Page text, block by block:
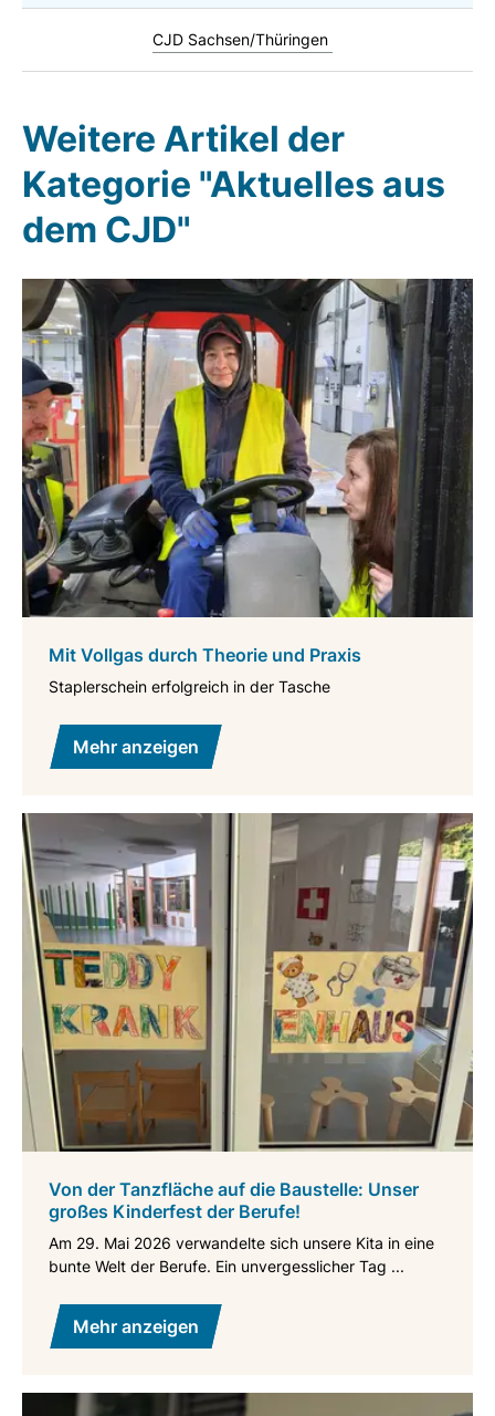
CJD Sachsen/Thüringen
Weitere Artikel der
Kategorie "Aktuelles aus
dem CJD"
Mit Vollgas durch Theorie und Praxis
Staplerschein erfolgreich in der Tasche
Mehr anzeigen
Von der Tanzfläche auf die Baustelle: Unser
großes Kinderfest der Berufe!
Am 29. Mai 2026 verwandelte sich unsere Kita in eine
bunte Welt der Berufe. Ein unvergesslicher Tag ...
Mehr anzeigen